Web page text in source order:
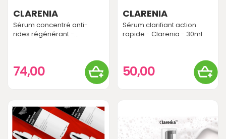
CLARENIA
Sérum concentré anti-
rides régénérant -...
74,00
CLARENIA
Sérum clarifiant action
rapide - Clarenia - 30ml
50,00